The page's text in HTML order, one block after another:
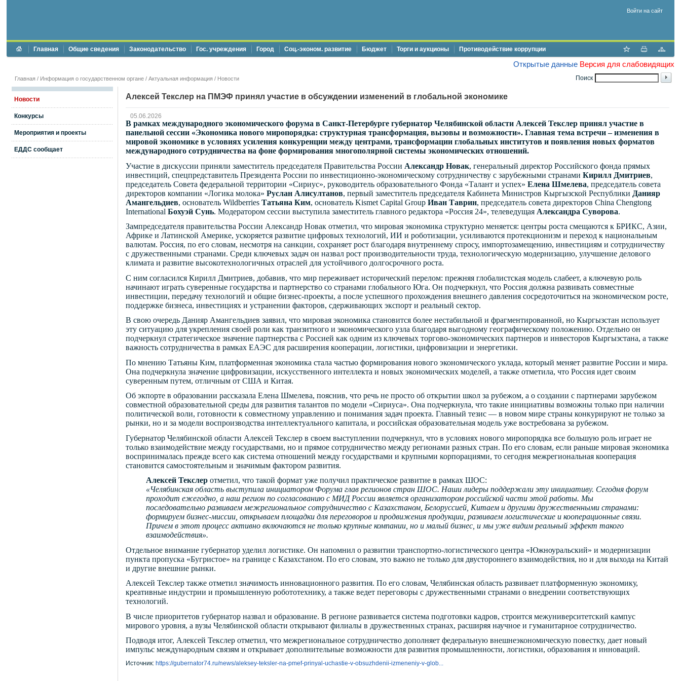
Войти на сайт
Главная Общие сведения Законодательство Гос. учреждения Город Соц.-эконом. развитие Бюджет Торги и аукционы Противодействие коррупции
Открытые данные Версия для слабовидящих
Поиск
Главная / Информация о государственном органе / Актуальная информация / Новости
Новости
Конкурсы
Мероприятия и проекты
ЕДДС сообщает
Алексей Текслер на ПМЭФ принял участие в обсуждении изменений в глобальной экономике
05.06.2026
В рамках международного экономического форума в Санкт-Петербурге губернатор Челябинской области Алексей Текслер принял участие в
панельной сессии «Экономика нового миропорядка: структурная трансформация, вызовы и возможности». Главная тема встречи – изменения в
мировой экономике в условиях усиления конкуренции между центрами, трансформации глобальных институтов и появления новых форматов
международного сотрудничества на фоне формирования многополярной системы экономических отношений.
Участие в дискуссии приняли заместитель председателя Правительства России Александр Новак, генеральный директор Российского фонда прямых
инвестиций, спецпредставитель Президента России по инвестиционно-экономическому сотрудничеству с зарубежными странами Кирилл Дмитриев,
председатель Совета федеральной территории «Сириус», руководитель образовательного Фонда «Талант и успех» Елена Шмелева, председатель совета
директоров компании «Логика молока» Руслан Алисултанов, первый заместитель председателя Кабинета Министров Кыргызской Республики Данияр
Амангельдиев, основатель Wildberries Татьяна Ким, основатель Kismet Capital Group Иван Таврин, председатель совета директоров China Chengtong
International Бохуэй Сунь. Модератором сессии выступила заместитель главного редактора «Россия 24», телеведущая Александра Суворова.
Зампредседателя правительства России Александр Новак отметил, что мировая экономика структурно меняется: центры роста смещаются к БРИКС, Азии,
Африке и Латинской Америке, ускоряется развитие цифровых технологий, ИИ и роботизации, усиливаются протекционизм и переход к национальным
валютам. Россия, по его словам, несмотря на санкции, сохраняет рост благодаря внутреннему спросу, импортозамещению, инвестициям и сотрудничеству
с дружественными странами. Среди ключевых задач он назвал рост производительности труда, технологическую модернизацию, улучшение делового
климата и развитие высокотехнологичных отраслей для устойчивого долгосрочного роста.
С ним согласился Кирилл Дмитриев, добавив, что мир переживает исторический перелом: прежняя глобалистская модель слабеет, а ключевую роль
начинают играть суверенные государства и партнерство со странами глобального Юга. Он подчеркнул, что Россия должна развивать совместные
инвестиции, передачу технологий и общие бизнес-проекты, а после успешного прохождения внешнего давления сосредоточиться на экономическом росте,
поддержке бизнеса, инвестициях и устранении факторов, сдерживающих экспорт и реальный сектор.
В свою очередь Данияр Амангельдиев заявил, что мировая экономика становится более нестабильной и фрагментированной, но Кыргызстан использует
эту ситуацию для укрепления своей роли как транзитного и экономического узла благодаря выгодному географическому положению. Отдельно он
подчеркнул стратегическое значение партнерства с Россией как одним из ключевых торгово-экономических партнеров и инвесторов Кыргызстана, а также
важность сотрудничества в рамках ЕАЭС для расширения кооперации, логистики, цифровизации и энергетики.
По мнению Татьяны Ким, платформенная экономика стала частью формирования нового экономического уклада, который меняет развитие России и мира.
Она подчеркнула значение цифровизации, искусственного интеллекта и новых экономических моделей, а также отметила, что Россия идет своим
суверенным путем, отличным от США и Китая.
Об экпорте в образовании рассказала Елена Шмелева, пояснив, что речь не просто об открытии школ за рубежом, а о создании с партнерами зарубежом
совместной образовательной среды для развития талантов по модели «Сириуса». Она подчеркнула, что такие инициативы возможны только при наличии
политической воли, готовности к совместному управлению и понимания задач проекта. Главный тезис — в новом мире страны конкурируют не только за
рынки, но и за модели воспроизводства интеллектуального капитала, и российская образовательная модель уже востребована за рубежом.
Губернатор Челябинской области Алексей Текслер в своем выступлении подчеркнул, что в условиях нового миропорядка все большую роль играет не
только взаимодействие между государствами, но и прямое сотрудничество между регионами разных стран. По его словам, если раньше мировая экономика
воспринималась прежде всего как система отношений между государствами и крупными корпорациями, то сегодня межрегиональная кооперация
становится самостоятельным и значимым фактором развития.
Алексей Текслер отметил, что такой формат уже получил практическое развитие в рамках ШОС:
«Челябинская область выступила инициатором Форума глав регионов стран ШОС. Наши лидеры поддержали эту инициативу. Сегодня форум
проходит ежегодно, а наш регион по согласованию с МИД России является организатором российской части этой работы. Мы
последовательно развиваем межрегиональное сотрудничество с Казахстаном, Белоруссией, Китаем и другими дружественными странами:
формируем бизнес-миссии, открываем площадки для переговоров и продвижения продукции, развиваем логистические и кооперационные связи.
Причем в этот процесс активно включаются не только крупные компании, но и малый бизнес, и мы уже видим реальный эффект такого
взаимодействия».
Отдельное внимание губернатор уделил логистике. Он напомнил о развитии транспортно-логистического центра «Южноуральский» и модернизации
пункта пропуска «Бугристое» на границе с Казахстаном. По его словам, это важно не только для двустороннего взаимодействия, но и для выхода на Китай
и другие внешние рынки.
Алексей Текслер также отметил значимость инновационного развития. По его словам, Челябинская область развивает платформенную экономику,
креативные индустрии и промышленную робототехнику, а также ведет переговоры с дружественными странами о внедрении соответствующих
технологий.
В числе приоритетов губернатор назвал и образование. В регионе развивается система подготовки кадров, строится межуниверситетский кампус
мирового уровня, а вузы Челябинской области открывают филиалы в дружественных странах, расширяя научное и гуманитарное сотрудничество.
Подводя итог, Алексей Текслер отметил, что межрегиональное сотрудничество дополняет федеральную внешнеэкономическую повестку, дает новый
импульс международным связям и открывает дополнительные возможности для развития промышленности, логистики, образования и инноваций.
Источник: https://gubernator74.ru/news/aleksey-teksler-na-pmef-prinyal-uchastie-v-obsuzhdenii-izmeneniy-v-glob...